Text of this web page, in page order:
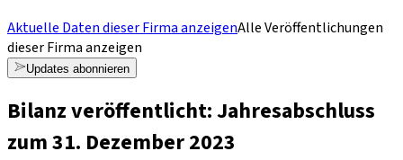
Aktuelle Daten dieser Firma anzeigenAlle Veröffentlichungen
dieser Firma anzeigen
Updates abonnieren
Bilanz veröffentlicht: Jahresabschluss
zum 31. Dezember 2023